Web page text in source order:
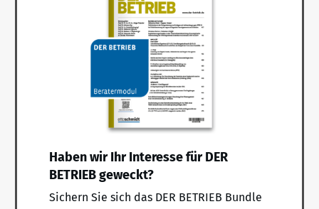
Haben wir Ihr Interesse für DER
BETRIEB geweckt?
Sichern Sie sich das DER BETRIEB Bundle